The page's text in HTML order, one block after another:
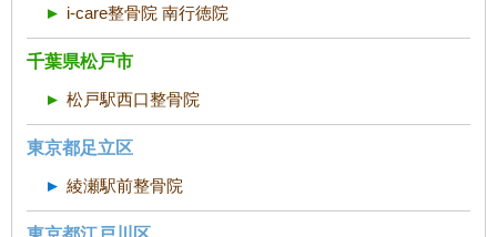
i-care整骨院 南行徳院
千葉県松戸市
松戸駅西口整骨院
東京都足立区
綾瀬駅前整骨院